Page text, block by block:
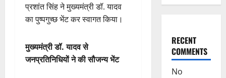
प्रशांत सिंह ने मुख्यमंत्री डॉ. यादव
का पुष्पगुच्छ भेंट कर स्वागत किया।
मुख्यमंत्री डॉ. यादव से
जनप्रतिनिधियों ने की सौजन्य भेंट
RECENT
COMMENTS
No